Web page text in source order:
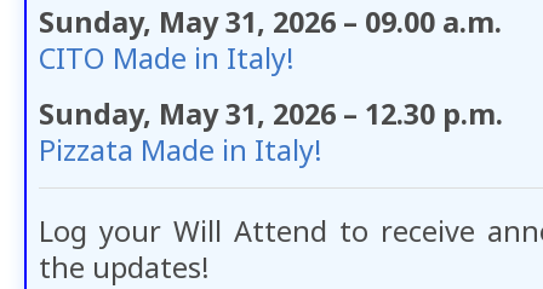
Sunday, May 31, 2026 – 09.00 a.m.
CITO Made in Italy!
Sunday, May 31, 2026 – 12.30 p.m.
Pizzata Made in Italy!
Log your Will Attend to receive
the updates!